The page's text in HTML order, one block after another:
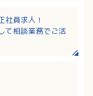
社員求人！
て相談業務でご活
円！該当者